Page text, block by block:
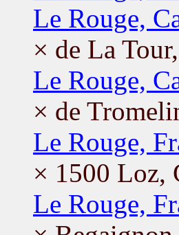
Le Rouge,
× de La
Le Rouge,
× de
Le Rouge,
× 1500 Loz,
Le Rouge,